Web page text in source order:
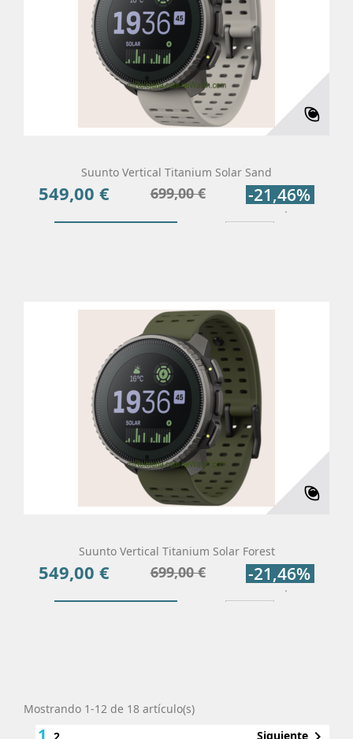
Suunto Vertical Titanium Solar Sand
Precio
549,00 €
Precio
699,00 € -21,46%
Suunto Vertical Titanium Solar Forest
Precio
549,00 €
Precio
699,00 € -21,46%
Mostrando 1-12 de 18 artículo(s)
Siguiente